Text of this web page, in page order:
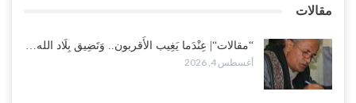
أغسطس 2, 2026
مقالات
“مقالات“| عِنْدَما يَغِيب الأَقربون.. وَتَضِيق بِلَاد الله…
أغسطس 4, 2026